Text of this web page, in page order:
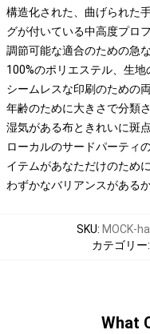
構造化された、曲げられた
グが付いている中高度プロ
調節可能な適合のための急
100%のポリエステル、生
シームレスな印刷のための
年齢のために大きさで分類
湿気がある布ときれいに斑
ローカルのサードパーティ
イテムがあなただけのため
わずかなバリアンスがある
SKU: MOCK-
カテゴリー:
What